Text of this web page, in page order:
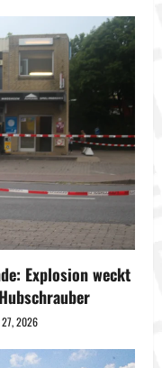
Explosion weckt
27, 2026